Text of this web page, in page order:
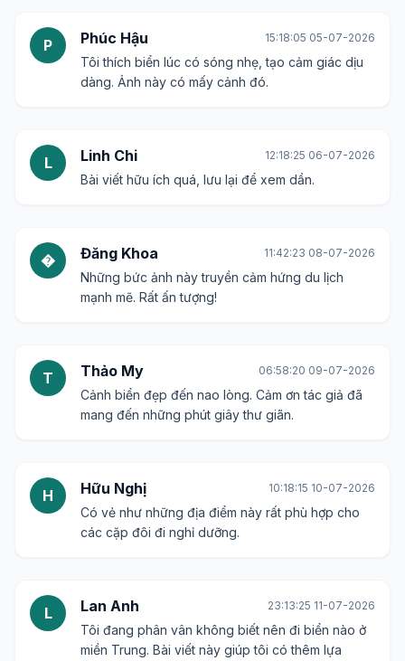
P Phúc Hậu 15:18:05 05-07-2026
Tôi thích biển lúc có sóng nhẹ, tạo cảm giác dịu
dàng. Ảnh này có mấy cảnh đó.
L Linh Chi 12:18:25 06-07-2026
Bài viết hữu ích quá, lưu lại để xem dần.
� Đăng Khoa 11:42:23 08-07-2026
Những bức ảnh này truyền cảm hứng du lịch
mạnh mẽ. Rất ấn tượng!
T Thảo My 06:58:20 09-07-2026
Cảnh biển đẹp đến nao lòng. Cảm ơn tác giả đã
mang đến những phút giây thư giãn.
H Hữu Nghị 10:18:15 10-07-2026
Có vẻ như những địa điểm này rất phù hợp cho
các cặp đôi đi nghỉ dưỡng.
L Lan Anh 23:13:25 11-07-2026
Tôi đang phân vân không biết nên đi biển nào ở
miền Trung. Bài viết này giúp tôi có thêm lựa